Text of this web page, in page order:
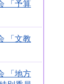
「予算
「文教
「地方